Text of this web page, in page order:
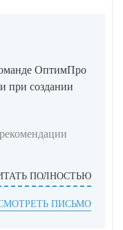
ПИСЬМО
ОптимПро
при создании
ПОЛНОСТЬЮ